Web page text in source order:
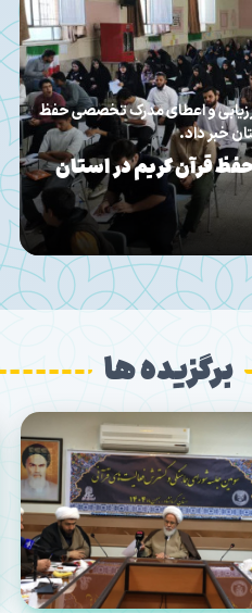
ظرفیت
برگزیده ها